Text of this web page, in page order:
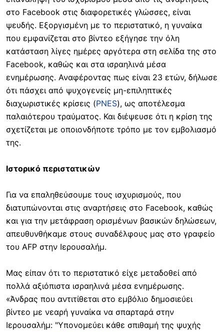
στο Facebook στις διαφορετικές γλώσσες, είναι
ψευδής. Εξοργισμένη με το περιστατικό, η γυναίκα
που εμφανίζεται στο βίντεο εξήγησε την όλη
κατάσταση λίγες ημέρες αργότερα στη σελίδα της στο
Facebook, καθώς και στα ισραηλινά μέσα
ενημέρωσης. Αναφέροντας πως είναι 23 ετών, δήλωσε
ότι πάσχει από ψυχογενείς μη-επιληπτικές
διαχωριστικές κρίσεις (PNES), ως αποτέλεσμα
παλαιότερου τραύματος. Και διέψευσε ότι η κρίση της
σχετίζεται με οποιονδήποτε τρόπο με τον εμβολιασμό
της.
Ιστορικό περιστατικών
Για να επαληθεύσουμε τους ισχυρισμούς, που
διατυπώνονται στις αναρτήσεις στο Facebook, καθώς
και για την μετάφραση ορισμένων βασικών δηλώσεων,
απευθυνθήκαμε στους συναδέλφους μας στο γραφείο
του AFP στην Ιερουσαλήμ.
Μας είπαν ότι το περιστατικό είχε μεταδοθεί από
πολλά αξιόπιστα ισραηλινά μέσα ενημέρωσης.
«Άνδρας που αντιτίθεται στο εμβόλιο δημοσιεύει
βίντεο με νεαρή γυναίκα να σπαρταρά στην
Ιερουσαλήμ: "Υπονομεύει κάθε σπιθαμή της ψυχής